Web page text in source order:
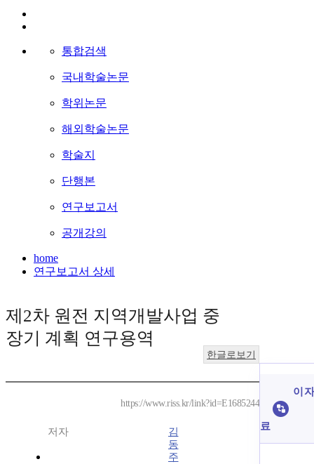
통합검색
국내학술논문
학위논문
해외학술논문
학술지
단행본
연구보고서
공개강의
home
연구보고서 상세
제2차 원전 지역개발사업 중
장기 계획 연구용역
한글로보기
https://www.riss.kr/link?id=E1685244
저자
김
동
주
이
료